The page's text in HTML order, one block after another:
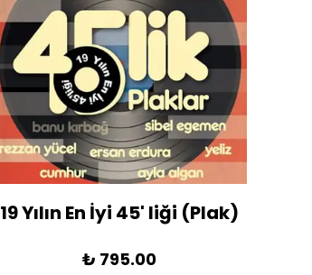
19 Yılın En İyi 45' liği (Plak)
₺ 795.00